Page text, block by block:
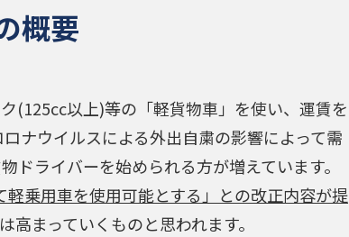
概要
(125cc以上)等の「軽貨物車」を使い、運賃を
ナウイルスによる外出自粛の影響によって需
ドライバーを始められる方が増えています。
軽乗用車を使用可能とする」との改正内容が提
高まっていくものと思われます。